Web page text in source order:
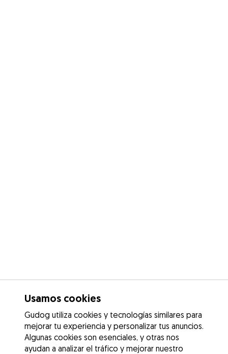
Usamos cookies
Gudog utiliza cookies y tecnologías similares para
mejorar tu experiencia y personalizar tus anuncios.
Algunas cookies son esenciales, y otras nos
ayudan a analizar el tráfico y mejorar nuestro